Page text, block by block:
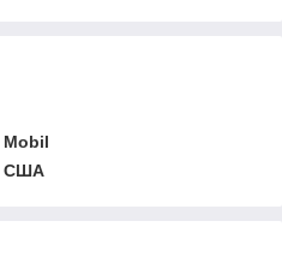
Mobil
США